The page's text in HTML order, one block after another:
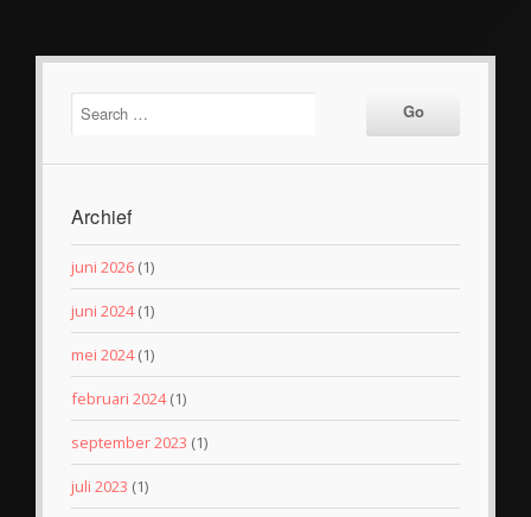
Archief
juni 2026 (1)
juni 2024(1)
mei 2024(1)
februari 2024(1)
september 2023 (1)
juli 2023 (1)